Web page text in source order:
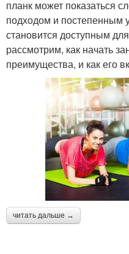
планк может показаться
подходом и постепенным
становится доступным
рассмотрим, как начать
преимущества, и как его
читать дальше →